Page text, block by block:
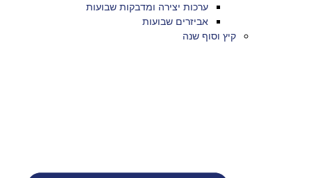
ערכות יצירה ומדבקות שבועות
אביזרים שבועות
קיץ וסוף שנה